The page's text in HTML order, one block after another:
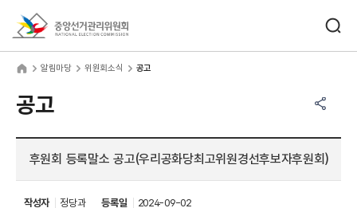
알림마당 위원회소식 공고
공고
후원회 등록말소 공고(우리공화당최고위원경선후보자후원회)
작성자 정당과 등록일 2024-09-02